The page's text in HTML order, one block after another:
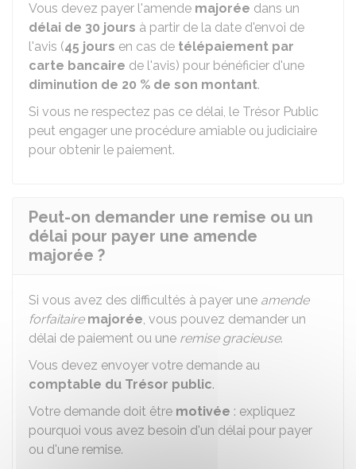
Vous devez payer l'amende majorée dans un
délai de 30 jours à partir de la date d'envoi de
l'avis (45 jours en cas de télépaiement par
carte bancaire de l'avis) pour bénéficier d'une
diminution de 20 % de son montant.
Si vous ne respectez pas ce délai, le Trésor Public
peut engager une procédure amiable ou judiciaire
pour obtenir le paiement.
Peut-on demander une remise ou un
délai pour payer une amende
majorée ?
Si vous avez des difficultés à payer une amende
forfaitaire majorée, vous pouvez demander un
délai de paiement ou une remise gracieuse.
Vous devez envoyer votre demande au
comptable du Trésor public.
Votre demande doit être motivée : expliquez
pourquoi vous avez besoin d'un délai pour payer
ou d'une remise.